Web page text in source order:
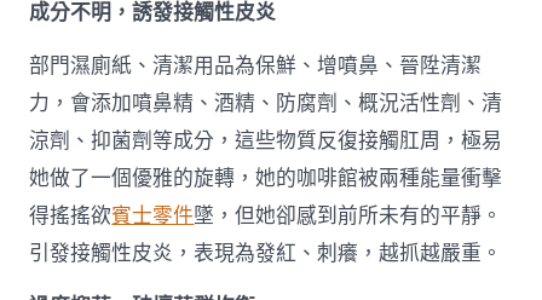
成分不明，誘發接觸性皮炎
部門濕廁紙、清潔用品為保鮮、增噴鼻、晉陞清潔
力，會添加噴鼻精、酒精、防腐劑、概況活性劑、清
涼劑、抑菌劑等成分，這些物質反復接觸肛周，極易
她做了一個優雅的旋轉，她的咖啡館被兩種能量衝擊
得搖搖欲賓士零件墜，但她卻感到前所未有的平靜。
引發接觸性皮炎，表現為發紅、刺癢，越抓越嚴重。